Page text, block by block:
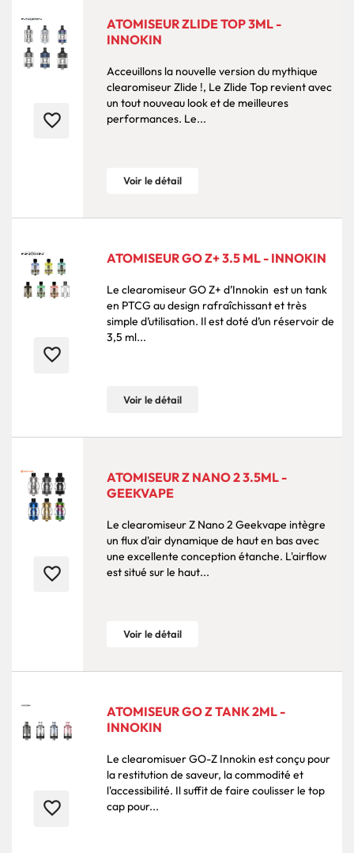
favorite_border
ATOMISEUR ZLIDE TOP 3ML -
INNOKIN
Acceuillons la nouvelle version du mythique
clearomiseur Zlide !, Le Zlide Top revient avec
un tout nouveau look et de meilleures
performances. Le...
Voir le détail
favorite_border
ATOMISEUR GO Z+ 3.5 ML - INNOKIN
Le clearomiseur GO Z+ d’Innokin est un tank
en PTCG au design rafraîchissant et très
simple d’utilisation. Il est doté d’un réservoir de
3,5 ml...
Voir le détail
favorite_border
ATOMISEUR Z NANO 2 3.5ML -
GEEKVAPE
Le clearomiseur Z Nano 2 Geekvape intègre
un flux d'air dynamique de haut en bas avec
une excellente conception étanche. L'airflow
est situé sur le haut...
Voir le détail
favorite_border
ATOMISEUR GO Z TANK 2ML -
INNOKIN
Le clearomisuer GO-Z Innokin est conçu pour
la restitution de saveur, la commodité et
l'accessibilité. Il suffit de faire coulisser le top
cap pour...